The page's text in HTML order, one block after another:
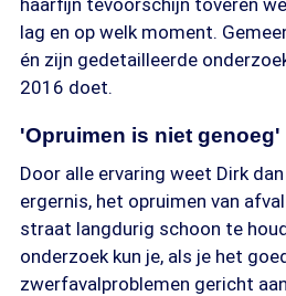
haarfijn tevoorschijn toveren
lag en op welk moment.
én zijn gedetailleerde
2016 doet.
'Opruimen is niet genoeg'
Door alle ervaring weet Dirk
ergernis, het opruimen van
straat langdurig schoon te
onderzoek kun je, als je het
zwerfavalproblemen gericht